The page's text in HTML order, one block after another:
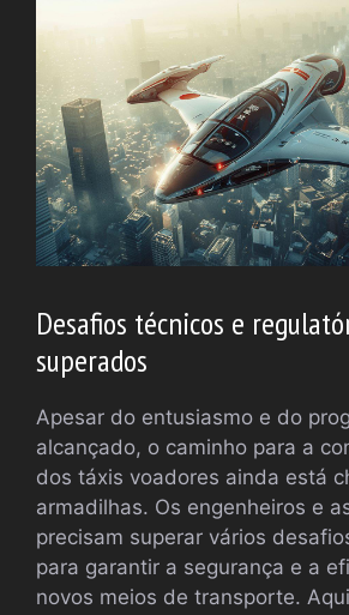
Desafios técnicos e
superados
Apesar do entusiasmo e do
alcançado, o caminho para a
dos táxis voadores ainda está
armadilhas. Os engenheiros e
precisam superar vários
para garantir a segurança e a
novos meios de transporte.